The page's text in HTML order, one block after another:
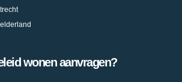
wonen aanvragen?